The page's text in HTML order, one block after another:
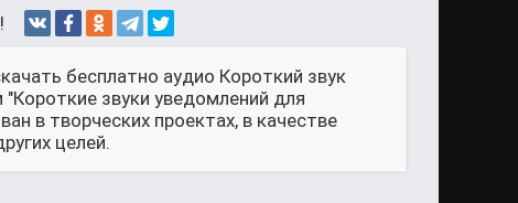
бесплатно аудио Короткий звук
звуки уведомлений для
в творческих проектах, в качестве
целей.